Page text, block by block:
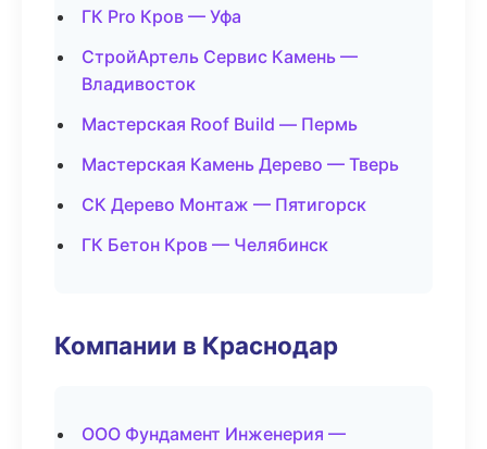
ГК Pro Кров — Уфа
СтройАртель Сервис Камень —
Владивосток
Мастерская Roof Build — Пермь
Мастерская Камень Дерево — Тверь
СК Дерево Монтаж — Пятигорск
ГК Бетон Кров — Челябинск
Компании в Краснодар
ООО Фундамент Инженерия —